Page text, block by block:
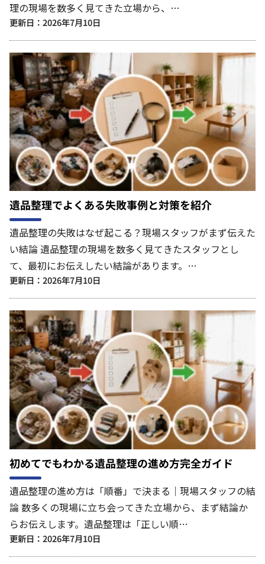
理の現場を数多く見てきた立場から、…
更新日：2026年7月10日
遺品整理でよくある失敗事例と対策を紹介
遺品整理の失敗はなぜ起こる？現場スタッフがまず伝えた
い結論 遺品整理の現場を数多く見てきたスタッフとし
て、最初にお伝えしたい結論があります。…
更新日：2026年7月10日
初めてでもわかる遺品整理の進め方完全ガイド
遺品整理の進め方は「順番」で決まる｜現場スタッフの結
論 数多くの現場に立ち会ってきた立場から、まず結論か
らお伝えします。遺品整理は「正しい順…
更新日：2026年7月10日